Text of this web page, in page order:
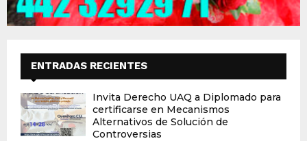
ENTRADAS RECIENTES
Invita Derecho UAQ a Diplomado para
certificarse en Mecanismos
Alternativos de Solución de
Controversias